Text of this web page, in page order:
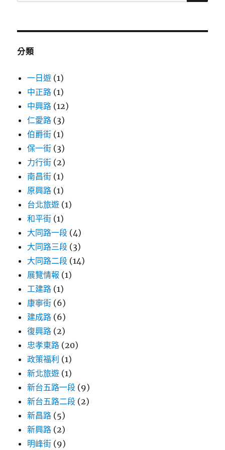
鍵
分類
一日遊 (1)
中正路 (1)
中興路 (12)
仁愛路 (3)
伯爵街 (1)
保一街 (3)
力行街 (2)
南昌街 (1)
原興路 (1)
台北旅遊 (1)
和平街 (1)
大同路一段 (4)
大同路三段 (3)
大同路二段 (14)
展覽情報 (1)
工建路 (1)
康寧街 (6)
建成路 (6)
復興路 (2)
忠孝東路 (20)
政策福利 (1)
新北旅遊 (1)
新台五路一段 (9)
新台五路二段 (2)
新昌路 (5)
新興路 (2)
明峰街 (9)